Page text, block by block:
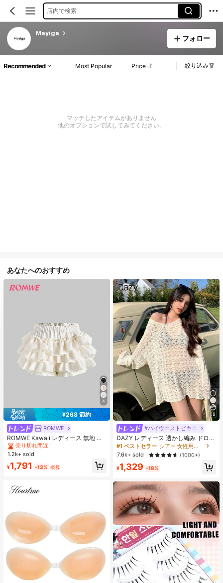
店内で検索
Mayiga
フォロー
Recommended Most Popular Price 絞り込み
マッチしたアイテムがありません
他のオプションで試してみてください。
あなたへのおすすめ
4
¥268 節約
ROMWE
ROMWE Kawaii レディース 無地 ウ
エスト伸縮 レイヤード フリル スコ
ート付きパンツ
#7 ベストセラー
ミニショーツ 女性用ショーツ
売り切れ間近！
#7 ベストセラー
ミニショーツ 女性用ショーツ
売り切れ間近！
#7 ベストセラー
ミニショーツ 女性用ショーツ
売り切れ間近！
#7 ベストセラー
売り切れ間近！
1.2k+ sold
¥1,791 -13% 概算
18
#ハイウエストビキニ
DAZY レディース 透かし編み ドロッ
プショルダー カバーアップ 夏 シア
ー バケーション ビーチ
#1 ベストセラー
シアー 女性用のカバーアップ
7.6k+ sold
(1000+)
¥1,329 -18%